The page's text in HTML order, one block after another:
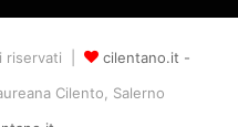
riservati |
cilentano.it -
Cilento, Salerno